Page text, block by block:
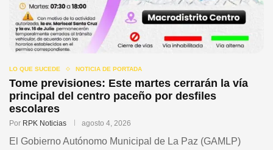
LO QUE SUCEDE NOTICIA DE PORTADA
Tome previsiones: Este martes cerrarán la vía
principal del centro paceño por desfiles
escolares
Por RPK Noticias agosto 4, 2026
El Gobierno Autónomo Municipal de La Paz (GAMLP)